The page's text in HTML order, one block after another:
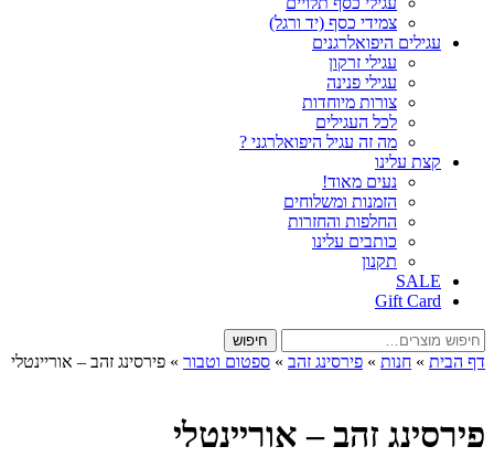
צמידי כסף (יד ורגל)
עגילים היפואלרגנים
עגילי זרקון
עגילי פנינה
צורות מיוחדות
לכל העגילים
מה זה עגיל היפואלרגני ?
קצת עלינו
נעים מאוד!
הזמנות ומשלוחים
החלפות והחזרות
כותבים עלינו
תקנון
SALE
Gift Card
חיפוש
עבור:
חיפוש
דף הבית » חנות » פירסינג זהב » ספטום וטבור » פירסינג זהב – אוריינטלי
פירסינג זהב – אוריינטלי